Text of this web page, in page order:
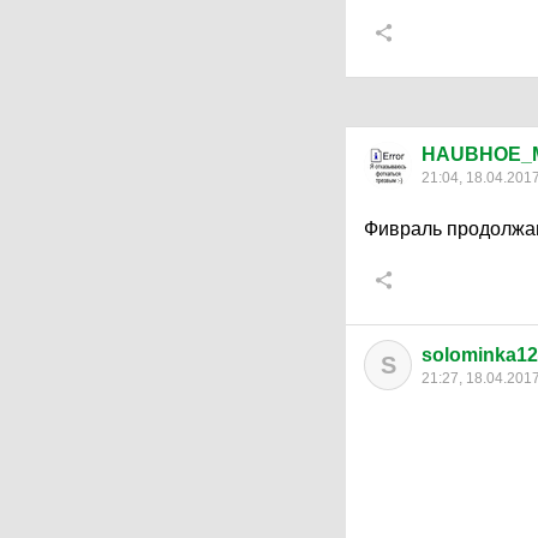
21:04, 18.04.2017
Фивраль
S 21:27, 18.04.2017